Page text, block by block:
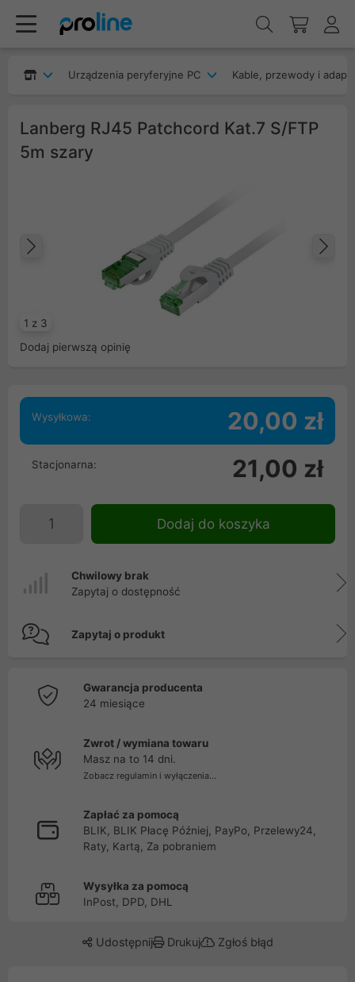
Urządzenia peryferyjne PC Kable, przewody i
Lanberg RJ45 Patchcord Kat.7 S/FTP
5m szary
1 z 3
Poprzedni
Dodaj pierwszą opinię
Wysyłkowa: 20,00 zł
Stacjonarna: 21,00 zł
Dodaj do koszyka
Chwilowy brak
Zapytaj o dostępność
Zapytaj o produkt
Gwarancja producenta
24 miesiące
Zwrot / wymiana towaru
Masz na to 14 dni.
Zobacz regulamin i wyłączenia...
Zapłać za pomocą
BLIK, BLIK Płacę Później, PayPo, Przelewy24,
Raty, Kartą, Za pobraniem
Wysyłka za pomocą
InPost, DPD, DHL
Udostępnij Drukuj Zgłoś błąd